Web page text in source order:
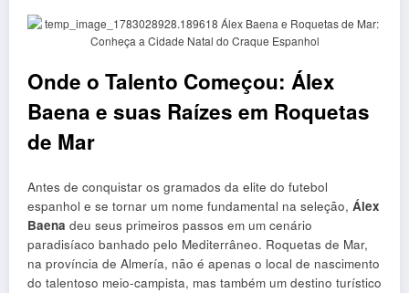
Onde o Talento Começou: Álex
Baena e suas Raízes em Roquetas
de Mar
Antes de conquistar os gramados da elite do futebol
espanhol e se tornar um nome fundamental na seleção, Álex
Baena deu seus primeiros passos em um cenário
paradisíaco banhado pelo Mediterrâneo. Roquetas de Mar,
na província de Almería, não é apenas o local de nascimento
do talentoso meio-campista, mas também um destino turístico